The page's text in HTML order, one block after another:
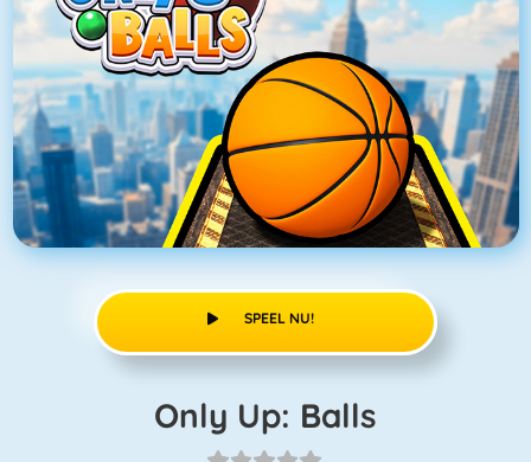
SPEEL NU!
Only Up: Balls